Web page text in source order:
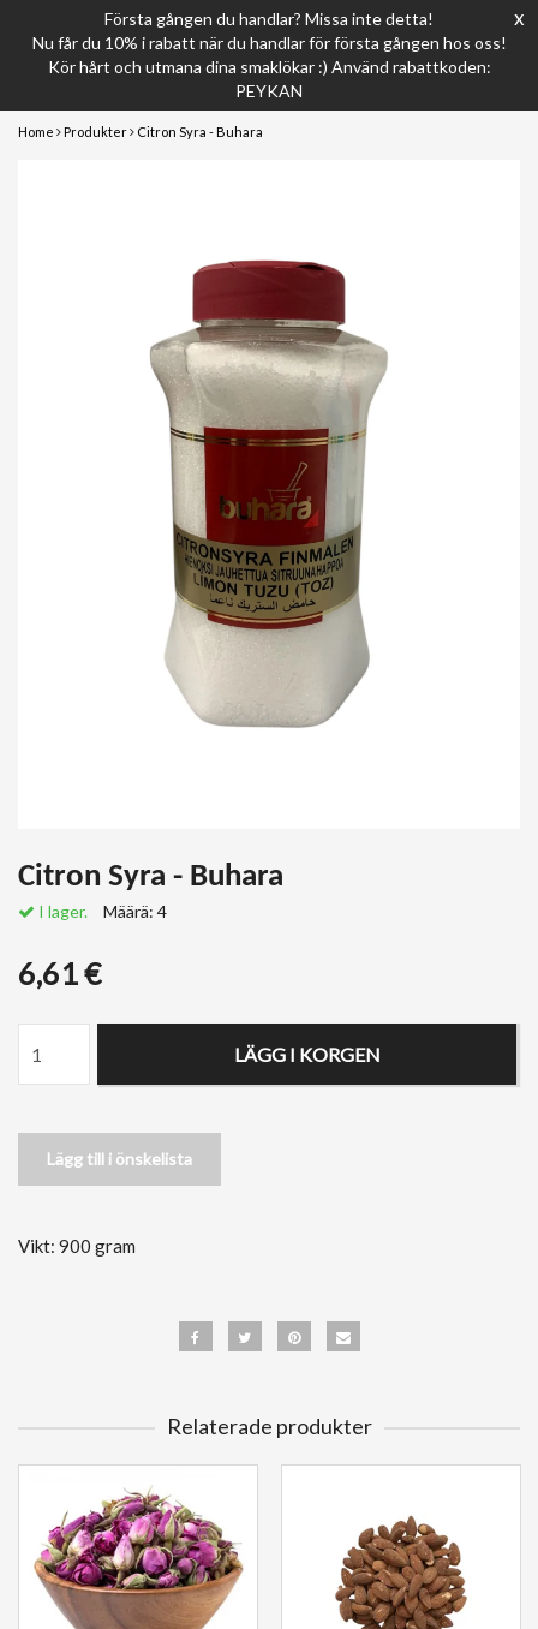
x
Första gången du handlar? Missa inte detta!
Nu får du 10% i rabatt när du handlar för första gången hos oss!
Kör hårt och utmana dina smaklökar :) Använd rabattkoden:
PEYKAN
Home Produkter Citron Syra - Buhara
Citron Syra - Buhara
I lager. Määrä: 4
6,61 €
LÄGG I KORGEN
Lägg till i önskelista
Vikt: 900 gram
Relaterade produkter